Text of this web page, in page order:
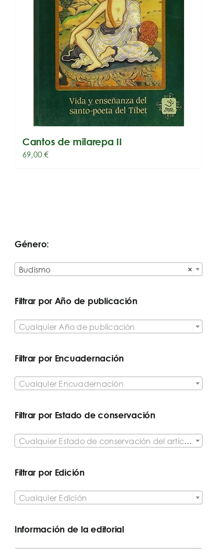
Cantos de milarepa II
69,00€
Género:
×
Budismo
Filtrar por Año de publicación
Cualquier Año de publicación
Filtrar por Encuadernación
Cualquier Encuadernación
Filtrar por Estado de conservación
Cualquier Estado de conservación del artículo
Filtrar por Edición
Cualquier Edición
Información de la editorial